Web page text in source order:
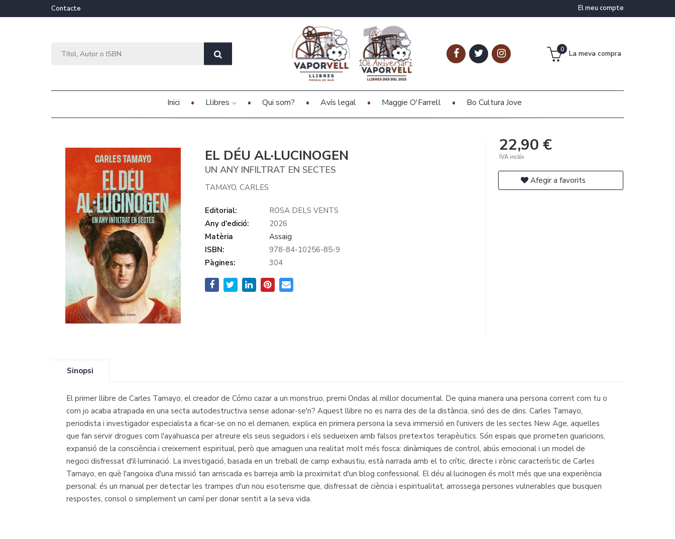
El meu compte
Contacte
La meva compra
0
Inici Llibres Qui som? Avís legal Maggie O'Farrell Bo Cultura Jove
EL DÉU AL·LUCINOGEN
UN ANY INFILTRAT EN SECTES
TAMAYO, CARLES
Editorial:
ROSA DELS VENTS
Any d'edició:
2026
Matèria
Assaig
ISBN:
978-84-10256-85-9
Pàgines:
304
22,90 €
IVA inclós
Afegir a favorits
Sinopsi
El primer llibre de Carles Tamayo, el creador de Cómo cazar a un monstruo, premi Ondas al millor documental. De quina manera una persona corrent com tu o
com jo acaba atrapada en una secta autodestructiva sense adonar-se'n? Aquest llibre no es narra des de la distància, sinó des de dins. Carles Tamayo,
periodista i investigador especialista a ficar-se on no el demanen, explica en primera persona la seva immersió en l'univers de les sectes New Age, aquelles
que fan servir drogues com l'ayahuasca per atreure els seus seguidors i els sedueixen amb falsos pretextos terapèutics. Són espais que prometen guaricions,
expansió de la consciència i creixement espiritual, però que amaguen una realitat molt més fosca: dinàmiques de control, abús emocional i un model de
negoci disfressat d'il·luminació. La investigació, basada en un treball de camp exhaustiu, està narrada amb el to crític, directe i irònic característic de Carles
Tamayo, en què l'angoixa d'una missió tan arriscada es barreja amb la proximitat d'un blog confessional. El déu al·lucinogen és molt més que una experiència
personal: és un manual per detectar les trampes d'un nou esoterisme que, disfressat de ciència i espiritualitat, arrossega persones vulnerables que busquen
respostes, consol o simplement un camí per donar sentit a la seva vida.